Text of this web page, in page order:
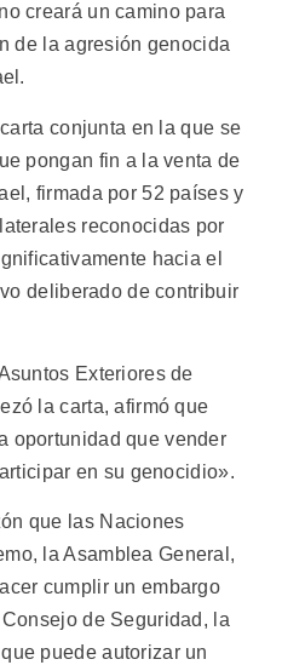
creará un camino para
de la agresión genocida
conjunta en la que se
pongan fin a la venta de
firmada por 52 países y
reconocidas por
hacia el
deliberado de contribuir
Exteriores de
la carta, afirmó que
oportunidad que vender
en su genocidio».
que las Naciones
la Asamblea General,
cumplir un embargo
de Seguridad, la
puede autorizar un